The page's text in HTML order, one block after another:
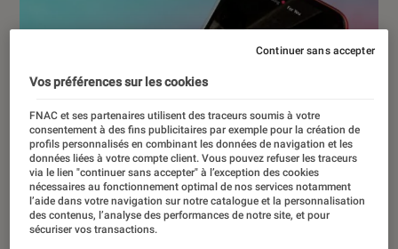
Vos préférences sur les cookies
FNAC et ses partenaires utilisent des traceurs soumis à votre
consentement à des fins publicitaires par exemple pour la création de
profils personnalisés en combinant les données de navigation et les
données liées à votre compte client. Vous pouvez refuser les traceurs
via le lien "continuer sans accepter" à l’exception des cookies
nécessaires au fonctionnement optimal de nos services notamment
l’aide dans votre navigation sur notre catalogue et la personnalisation
des contenus, l’analyse des performances de notre site, et pour
sécuriser vos transactions.
Continuer sans accepter